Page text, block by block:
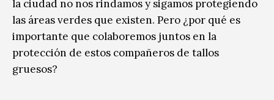
la ciudad no nos rindamos y sigamos protegiendo
las áreas verdes que existen. Pero ¿por qué es
importante que colaboremos juntos en la
protección de estos compañeros de tallos
gruesos?